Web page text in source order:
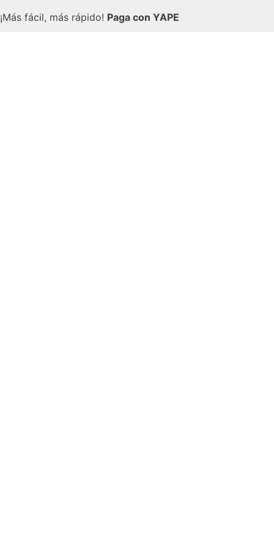
¡Más fácil, más rápido! Paga con YAPE